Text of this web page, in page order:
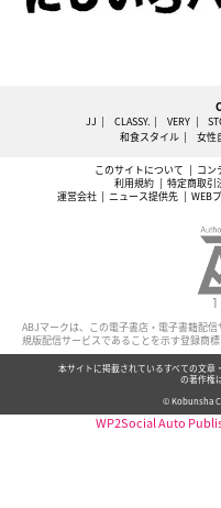
JJ CLASSY. VERY
和食スタイル
女性
このサイトについて コン
利用規約
特定商取引
運営会社
ニュース提供先 WEB
ABJマークは、この電子書店・電子書籍配
規版配信サービスであることを示す登録商標
本サイトに掲載されているすべての文章
の著作権
© Kobunsha
WP2Social Auto